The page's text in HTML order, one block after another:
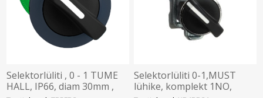
Selektorlüliti , 0 - 1 TUME
HALL, IP66, diam 30mm ,
Selektorlüliti 0-1,MUST
lühike, komplekt 1NO,